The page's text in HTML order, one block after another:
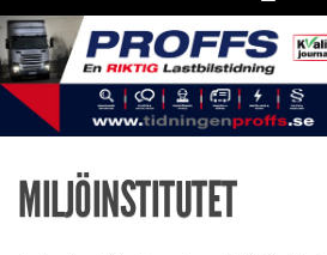
MILJÖINSTITUTET